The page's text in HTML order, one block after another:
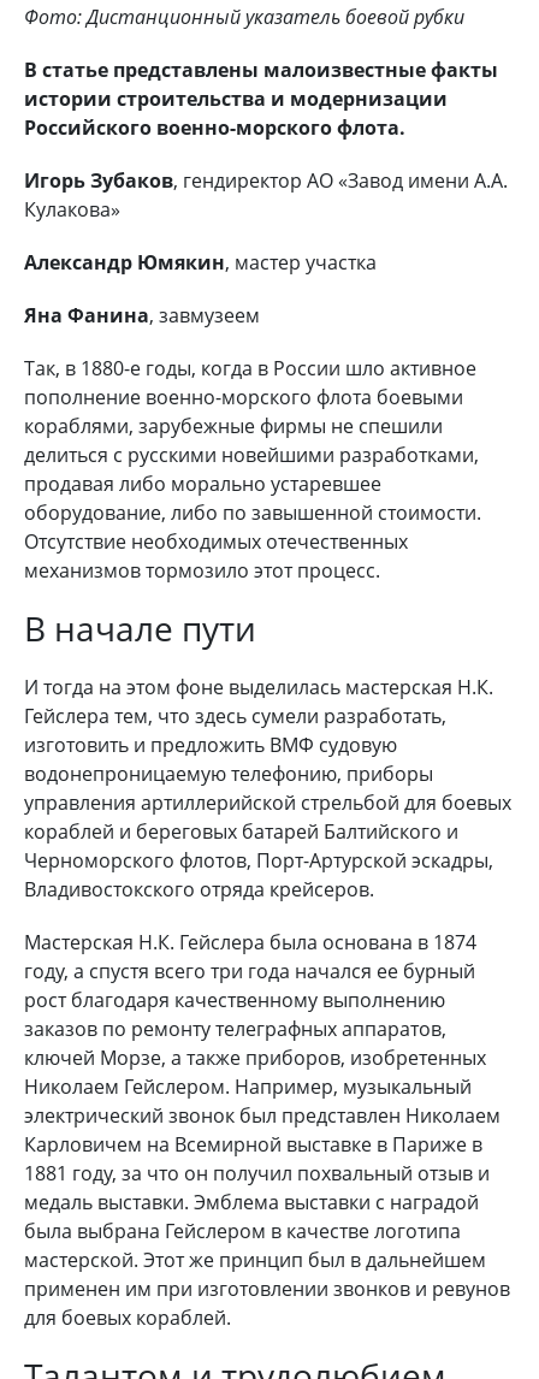
Фото: Дистанционный указатель боевой рубки
В статье представлены малоизвестные факты
истории строительства и модернизации
Российского военно-морского флота.
Игорь Зубаков, гендиректор АО «Завод имени А.А.
Кулакова»
Александр Юмякин, мастер участка
Яна Фанина, завмузеем
Так, в 1880-е годы, когда в России шло активное
пополнение военно-морского флота боевыми
кораблями, зарубежные фирмы не спешили
делиться с русскими новейшими разработками,
продавая либо морально устаревшее
оборудование, либо по завышенной стоимости.
Отсутствие необходимых отечественных
механизмов тормозило этот процесс.
В начале пути
И тогда на этом фоне выделилась мастерская Н.К.
Гейслера тем, что здесь сумели разработать,
изготовить и предложить ВМФ судовую
водонепроницаемую телефонию, приборы
управления артиллерийской стрельбой для боевых
кораблей и береговых батарей Балтийского и
Черноморского флотов, Порт-Артурской эскадры,
Владивостокского отряда крейсеров.
Мастерская Н.К. Гейслера была основана в 1874
году, а спустя всего три года начался ее бурный
рост благодаря качественному выполнению
заказов по ремонту телеграфных аппаратов,
ключей Морзе, а также приборов, изобретенных
Николаем Гейслером. Например, музыкальный
электрический звонок был представлен Николаем
Карловичем на Всемирной выставке в Париже в
1881 году, за что он получил похвальный отзыв и
медаль выставки. Эмблема выставки с наградой
была выбрана Гейслером в качестве логотипа
мастерской. Этот же принцип был в дальнейшем
применен им при изготовлении звонков и ревунов
для боевых кораблей.